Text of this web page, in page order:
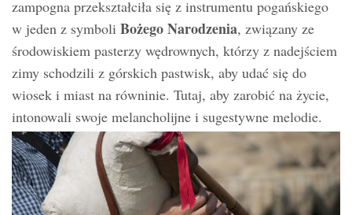
zampogna przekształciła się z instrumentu pogańskiego
w jeden z symboli Bożego Narodzenia, związany ze
środowiskiem pasterzy wędrownych, którzy z nadejściem
zimy schodzili z górskich pastwisk, aby udać się do
wiosek i miast na równinie. Tutaj, aby zarobić na życie,
intonowali swoje melancholijne i sugestywne melodie.